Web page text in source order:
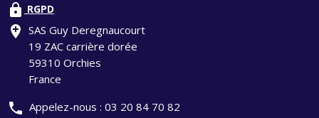
lock RGPD
add_location SAS Guy Deregnaucourt
19 ZAC carrière dorée
59310 Orchies
France
phone Appelez-nous : 03 20 84 70 82